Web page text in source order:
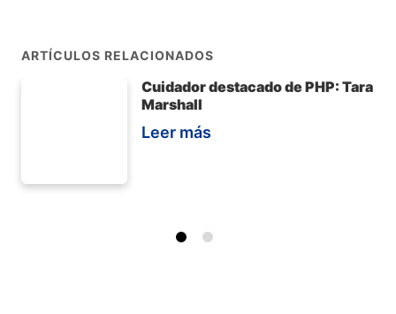
ARTÍCULOS RELACIONADOS
Cuidador destacado de PHP: Tara
Marshall
Leer más